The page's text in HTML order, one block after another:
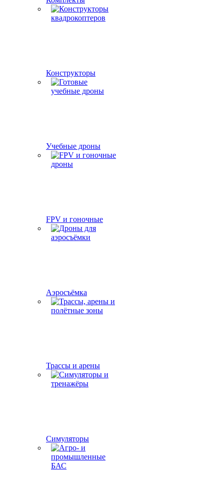
Конструкторы
Учебные дроны
FPV и гоночные
Аэросъёмка
Трассы и арены
Симуляторы